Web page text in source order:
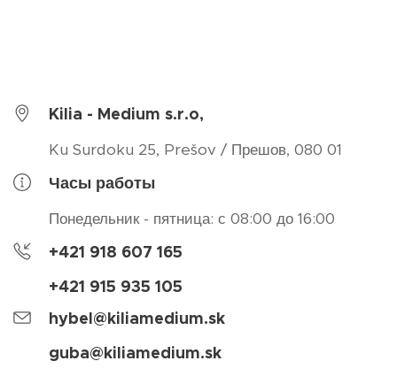
Kilia - Medium s.r.o,
Ku Surdoku 25, Prešov / Прешов, 080 01
Часы работы
Понедельник - пятница: с 08:00 до 16:00
+421 918 607 165
+421 915 935 105
hybel@kiliamedium.sk
guba@kiliamedium.sk